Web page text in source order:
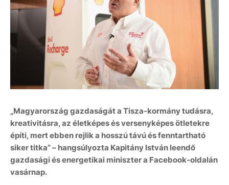
„Magyarország gazdaságát a Tisza-kormány tudásra,
kreativitásra, az életképes és versenyképes ötletekre
építi, mert ebben rejlik a hosszú távú és fenntartható
siker titka” – hangsúlyozta Kapitány István leendő
gazdasági és energetikai miniszter a Facebook-oldalán
vasárnap.